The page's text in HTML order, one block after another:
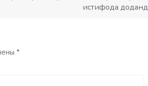
истифода доданд
*